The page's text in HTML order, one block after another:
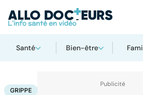
Santé Bien-être
AccueilSanté
GRIPPE